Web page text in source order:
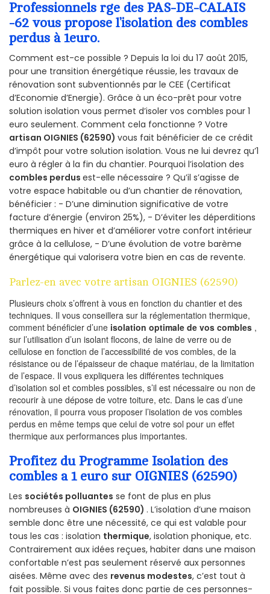
Professionnels rge des PAS-DE-CALAIS
-62 vous propose l’isolation des combles
perdus à 1euro.
Comment est-ce possible ? Depuis la loi du 17 août 2015,
pour une transition énergétique réussie, les travaux de
rénovation sont subventionnés par le CEE (Certificat
d’Economie d’Energie). Grâce à un éco-prêt pour votre
solution isolation vous permet d’isoler vos combles pour 1
euro seulement. Comment cela fonctionne ? Votre
artisan OIGNIES (62590) vous fait bénéficier de ce crédit
d’impôt pour votre solution isolation. Vous ne lui devrez qu’1
euro à régler à la fin du chantier. Pourquoi l’isolation des
combles perdus est-elle nécessaire ? Qu’il s’agisse de
votre espace habitable ou d’un chantier de rénovation,
bénéficier : - D’une diminution significative de votre
facture d’énergie (environ 25%), - D’éviter les déperditions
thermiques en hiver et d’améliorer votre confort intérieur
grâce à la cellulose, - D’une évolution de votre barème
énergétique qui valorisera votre bien en cas de revente.
Parlez-en avec votre artisan OIGNIES (62590)
Plusieurs choix s’offrent à vous en fonction du chantier et des
techniques. Il vous conseillera sur la réglementation thermique,
comment bénéficier d’une isolation optimale de vos combles ,
sur l’utilisation d’un isolant flocons, de laine de verre ou de
cellulose en fonction de l’accessibilité de vos combles, de la
résistance ou de l’épaisseur de chaque matériau, de la limitation
de l’espace. Il vous expliquera les différentes techniques
d’isolation sol et combles possibles, s’il est nécessaire ou non de
recourir à une dépose de votre toiture, etc. Dans le cas d’une
rénovation, il pourra vous proposer l’isolation de vos combles
perdus en même temps que celui de votre sol pour un effet
thermique aux performances plus importantes.
Profitez du Programme Isolation des
combles a 1 euro sur OIGNIES (62590)
Les sociétés polluantes se font de plus en plus
nombreuses à OIGNIES (62590) . L’isolation d’une maison
semble donc être une nécessité, ce qui est valable pour
tous les cas : isolation thermique, isolation phonique, etc.
Contrairement aux idées reçues, habiter dans une maison
confortable n’est pas seulement réservé aux personnes
aisées. Même avec des revenus modestes, c’est tout à
fait possible. Si vous faites donc partie de ces personnes-